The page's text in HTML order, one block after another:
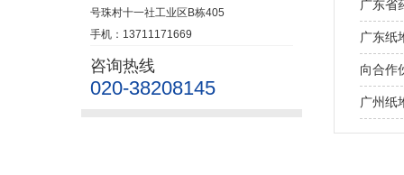
号珠村十一社工业区B栋405
手机：13711171669
咨询热线
020-38208145
广东省
广东纸
向合作
广州纸